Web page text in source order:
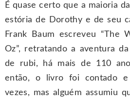
É quase certo que a maioria
estória de Dorothy e de seu
Frank Baum escreveu “The
Oz”, retratando a aventura
de rubi, há mais de 110
então, o livro foi contado e
vezes, mas alguém assumiu